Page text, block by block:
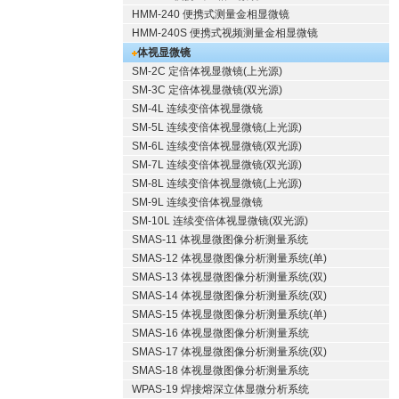
HMM-240 便携式测量金相显微镜
HMM-240S 便携式视频测量金相显微镜
体视显微镜
SM-2C 定倍体视显微镜(上光源)
SM-3C 定倍体视显微镜(双光源)
SM-4L 连续变倍体视显微镜
SM-5L 连续变倍体视显微镜(上光源)
SM-6L 连续变倍体视显微镜(双光源)
SM-7L 连续变倍体视显微镜(双光源)
SM-8L 连续变倍体视显微镜(上光源)
SM-9L 连续变倍体视显微镜
SM-10L 连续变倍体视显微镜(双光源)
SMAS-11 体视显微图像分析测量系统
SMAS-12 体视显微图像分析测量系统(单)
SMAS-13 体视显微图像分析测量系统(双)
SMAS-14 体视显微图像分析测量系统(双)
SMAS-15 体视显微图像分析测量系统(单)
SMAS-16 体视显微图像分析测量系统
SMAS-17 体视显微图像分析测量系统(双)
SMAS-18 体视显微图像分析测量系统
WPAS-19 焊接熔深立体显微分析系统